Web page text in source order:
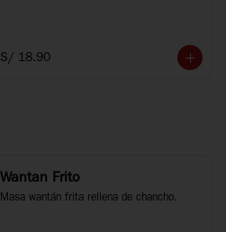
S/ 18.90
Wantan Frito
Masa wantán frita rellena de chancho.